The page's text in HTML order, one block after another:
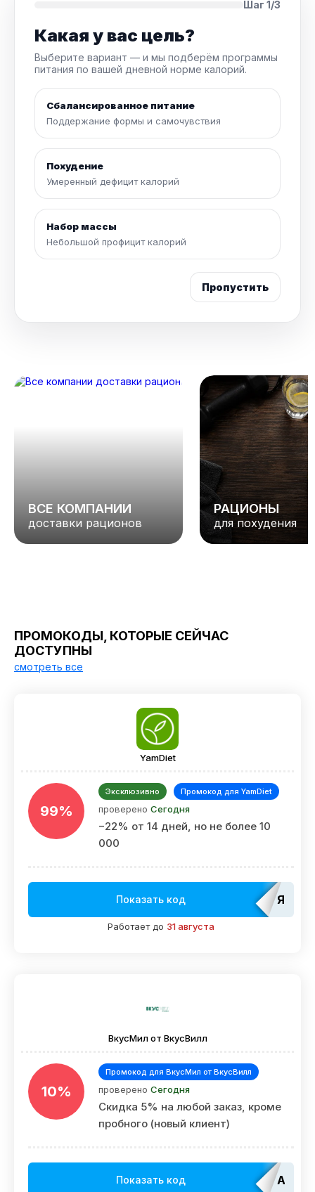
Шаг 1/3
Какая у вас цель?
Выберите вариант — и мы подберём программы
питания по вашей дневной норме калорий.
Сбалансированное питание
Поддержание формы и самочувствия
Похудение
Умеренный дефицит калорий
Набор массы
Небольшой профицит калорий
Пропустить
ВСЕ КОМПАНИИ
доставки рационов
РАЦИОНЫ
для похудения
ПРОМОКОДЫ, КОТОРЫЕ СЕЙЧАС
ДОСТУПНЫ
смотреть все
YamDiet
99%
Эксклюзивно Промокод для YamDiet
проверено Сегодня
−22% от 14 дней, но не более 10
000
Показать код
Работает до 31 августа
ВкусМил от ВкусВилл
10%
Промокод для ВкусМил от ВкусВилл
проверено Сегодня
Скидка 5% на любой заказ, кроме
пробного (новый клиент)
Показать код